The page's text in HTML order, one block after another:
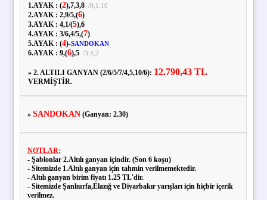
1.AYAK : (2),7,3,8/9,1,10
2.AYAK : 2,9/5,(6)
3.AYAK : 4,1/(5),6
4.AYAK : 3/6,4/5,(7)
5.AYAK : (4)-SANDOKAN
6.AYAK : 9,(6),5/3,4,2
» 2. ALTILI GANYAN (2/6/5/7/4,5,10/6): 12.790,43 TL
VERMİŞTİR.
»SANDOKAN (Ganyan: 2.30)
NOTLAR:
- Şablonlar 2.Altılı ganyan içindir. (Son 6 koşu)
- Sitemizde 1.Altılı ganyan için tahmin verilmemektedir.
- Altılı ganyan birim fiyatı 1.25 TL'dir.
- Sitemizde Şanlıurfa,Elazığ ve Diyarbakır yarışları için hiçbir içerik
verilmez.